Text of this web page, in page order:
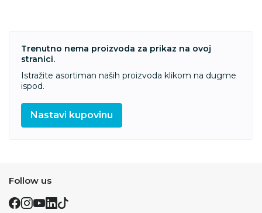
Trenutno nema proizvoda za prikaz na ovoj
stranici.
Istražite asortiman naših proizvoda klikom na dugme
ispod.
Nastavi kupovinu
Follow us